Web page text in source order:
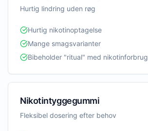
Hurtig lindring uden røg
Hurtig nikotinoptagelse
Mange smagsvarianter
Bibeholder "ritual" med nikotinforbrug
Nikotintyggegummi
Fleksibel dosering efter behov